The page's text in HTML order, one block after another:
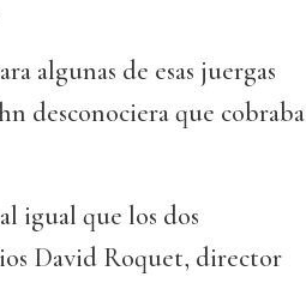
algunas de esas juergas
desconociera que cobraba
igual que los dos
David Roquet, director